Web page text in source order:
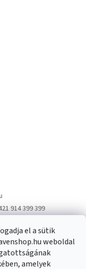
el a sütik
weboldal
amelyek
914 399 399